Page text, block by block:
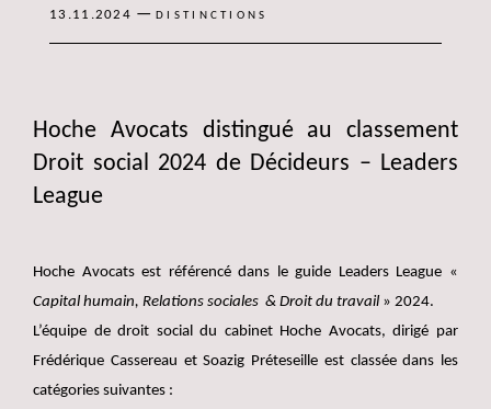
13.11.2024 — DISTINCTIONS
Hoche Avocats distingué au classement
Droit social 2024 de Décideurs – Leaders
League
Hoche Avocats est référencé dans le guide Leaders League «
Capital humain, Relations sociales & Droit du travail » 2024.
L’équipe de droit social du cabinet Hoche Avocats, dirigé par
Frédérique Cassereau et Soazig Préteseille est classée dans les
catégories suivantes :